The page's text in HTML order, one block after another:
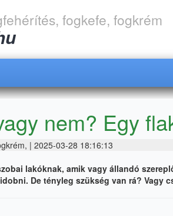
fogkefe, fogkrém
nem? Egy
| 2025-03-28 18:16:13
lakóknak, amik vagy állandó
De tényleg szükség van rá? Vagy